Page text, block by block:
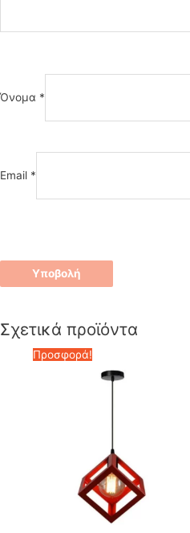
Όνομα *
Email *
Σχετικά προϊόντα
Προσφορά!